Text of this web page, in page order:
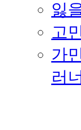
잃
고
가
러